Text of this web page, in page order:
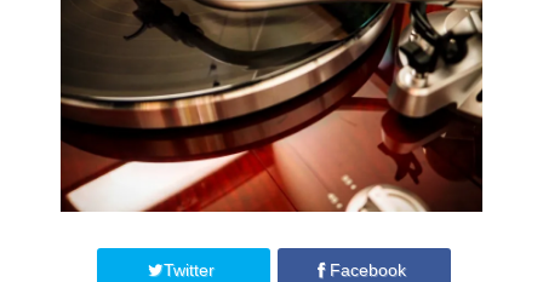
Twitter Facebook